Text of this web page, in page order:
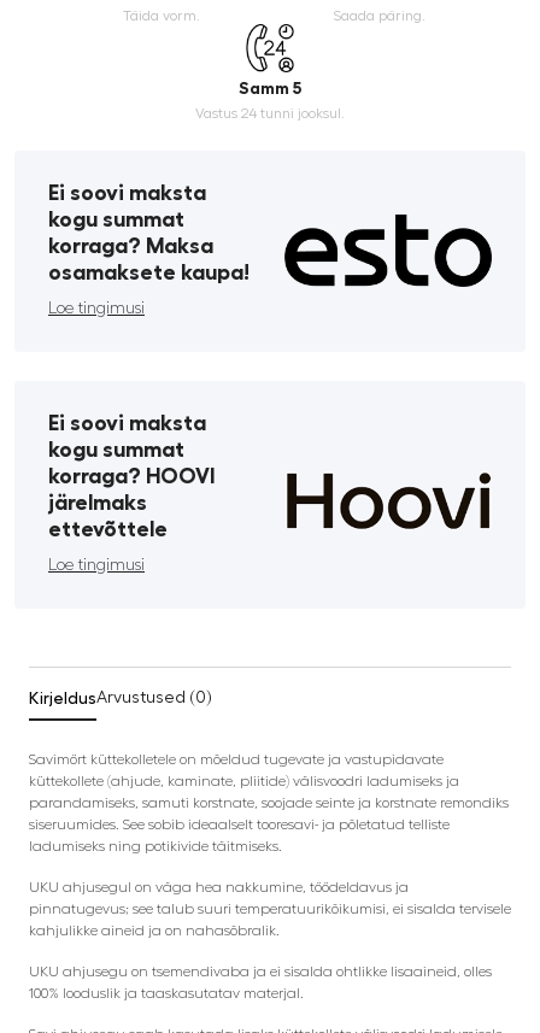
Täida vorm. Saada päring.
Samm 5
Vastus 24 tunni jooksul.
Ei soovi maksta
kogu summat
korraga? Maksa
osamaksete kaupa!
Loe tingimusi
Ei soovi maksta
kogu summat
korraga? HOOVI
järelmaks
ettevõttele
Loe tingimusi
KirjeldusArvustused (0)
Savimört küttekolletele on mõeldud tugevate ja vastupidavate
küttekollete (ahjude, kaminate, pliitide) välisvoodri ladumiseks ja
parandamiseks, samuti korstnate, soojade seinte ja korstnate remondiks
siseruumides. See sobib ideaalselt tooresavi- ja põletatud telliste
ladumiseks ning potikivide täitmiseks.
UKU ahjusegul on väga hea nakkumine, töödeldavus ja
pinnatugevus; see talub suuri temperatuurikõikumisi, ei sisalda tervisele
kahjulikke aineid ja on nahasõbralik.
UKU ahjusegu on tsemendivaba ja ei sisalda ohtlikke lisaaineid, olles
100% looduslik ja taaskasutatav materjal.